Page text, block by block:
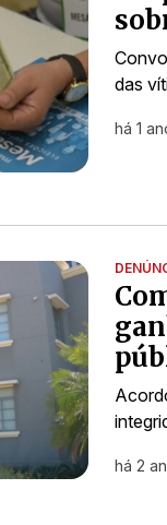
das
há 1
há 2